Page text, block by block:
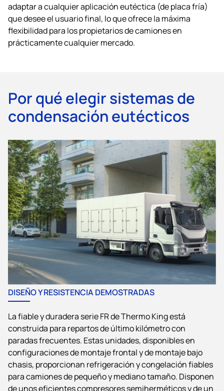
adaptar a cualquier aplicación eutéctica (de placa fría)
que desee el usuario final, lo que ofrece la máxima
flexibilidad para los propietarios de camiones en
prácticamente cualquier mercado.
Por qué elegir sistemas de
condensación eutécticos
DISEÑO Y RESISTENCIA DEMOSTRADAS
La fiable y duradera serie FR deThermo Kingestá
construida para repartos de último kilómetro con
paradas frecuentes. Estas unidades, disponibles en
configuraciones de montaje frontal y de montaje bajo
chasis, proporcionan refrigeración y congelación fiables
para camiones de pequeño y mediano tamaño. Disponen
de unos eficientes compresores semiherméticos y de un